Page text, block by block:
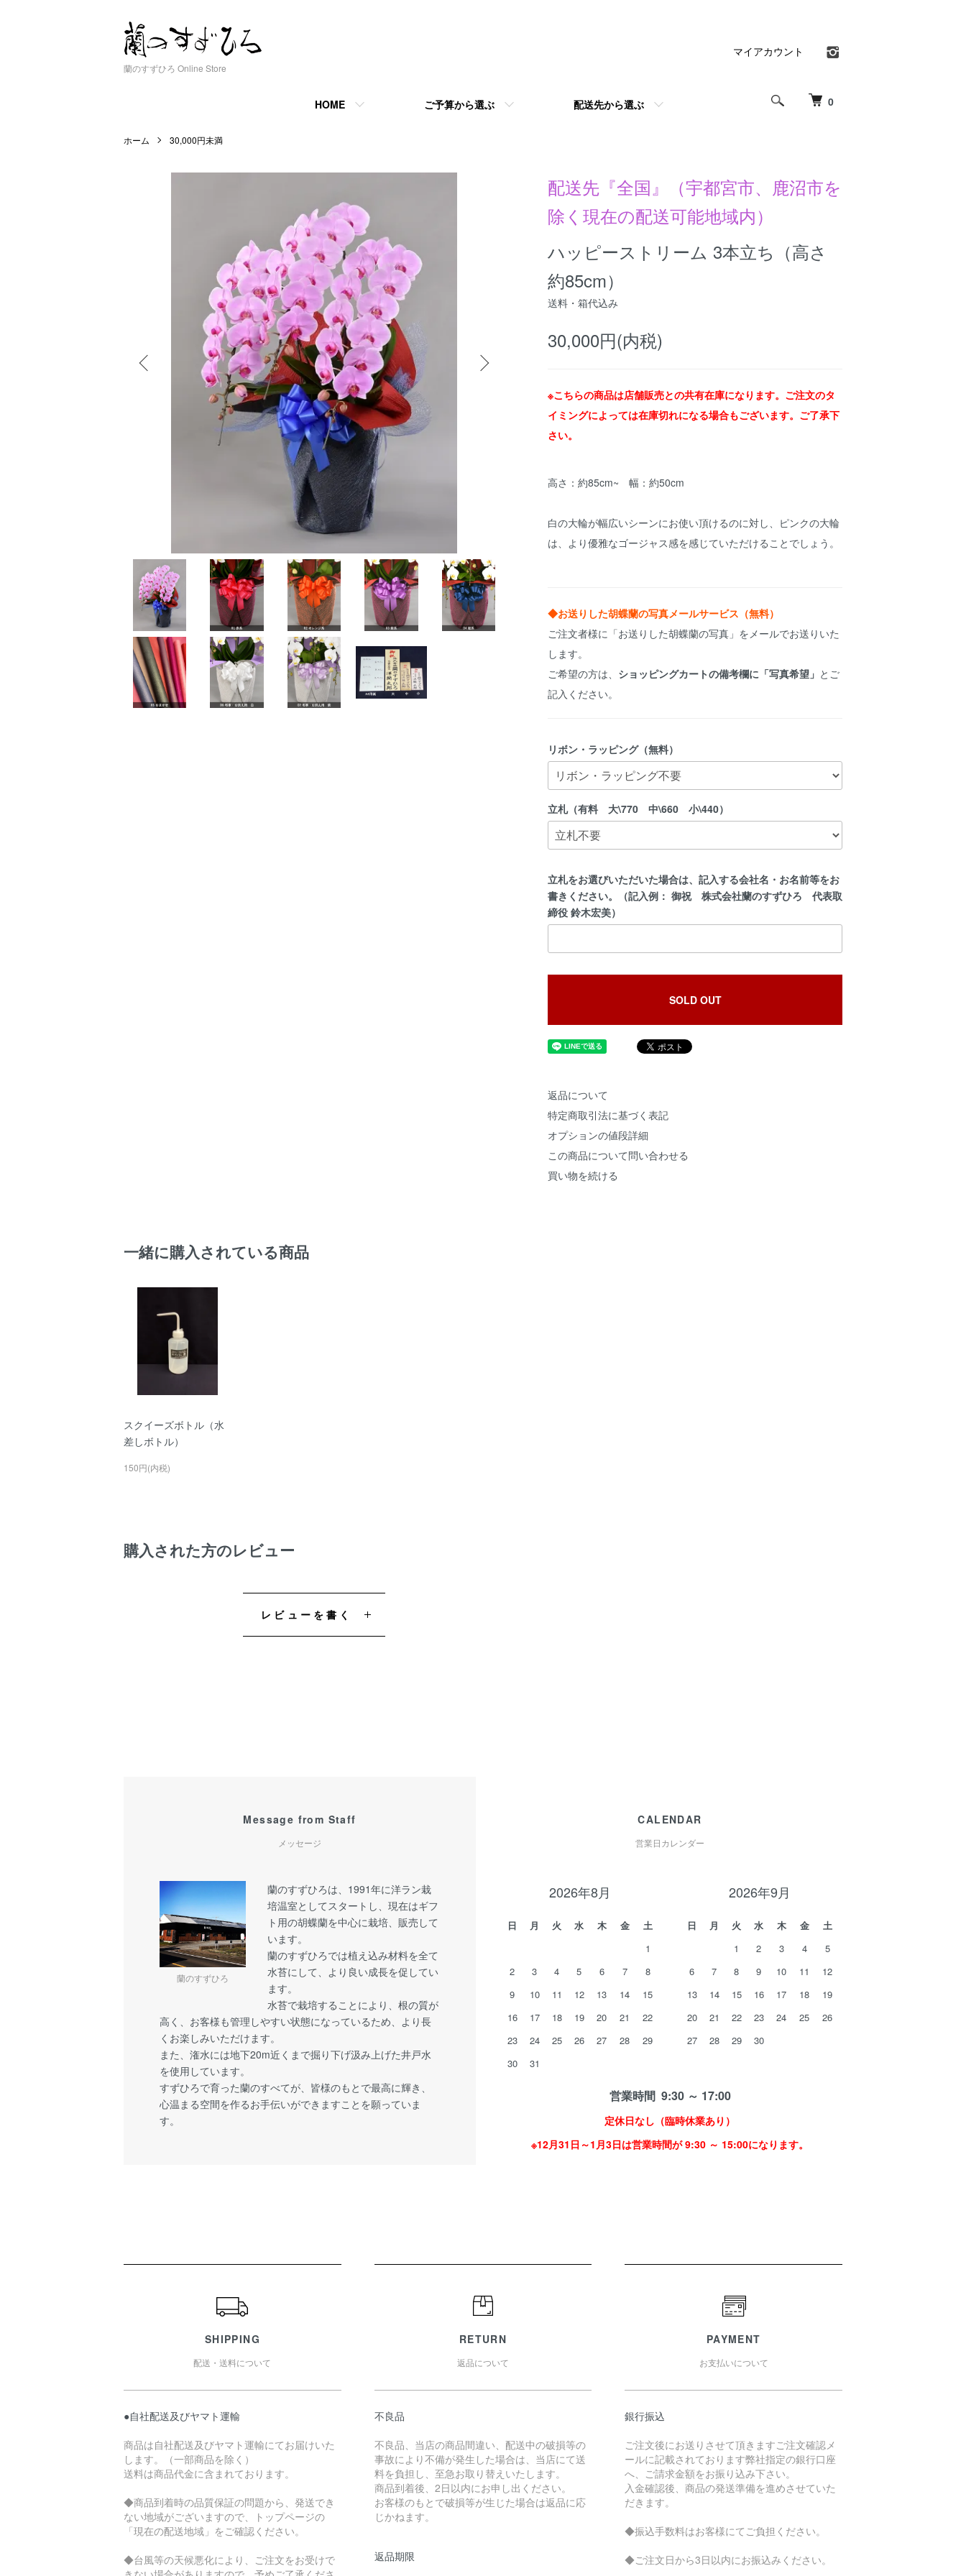
蘭のすずひろ Online Store
0
HOME ご予算から選ぶ 配送先から選ぶ
マイアカウント
ホーム 30,000円未満
配送先『全国』（宇都宮市、鹿沼市を
除く現在の配送可能地域内）
ハッピーストリーム 3本立ち（高さ
約85cm）
送料・箱代込み
30,000円(内税)
※こちらの商品は店舗販売との共有在庫になります。ご注文のタ
イミングによっては在庫切れになる場合もございます。ご了承下
さい。
高さ：約85cm~ 幅：約50cm
白の大輪が幅広いシーンにお使い頂けるのに対し、ピンクの大輪
は、より優雅なゴージャス感を感じていただけることでしょう。
◆お送りした胡蝶蘭の写真メールサービス（無料）
ご注文者様に「お送りした胡蝶蘭の写真」をメールでお送りいた
します。
ご希望の方は、 ショッピングカートの備考欄に「写真希望」 とご
記入ください。
リボン・ラッピング（無料）
立札（有料 大\770 中\660 小\440）
立札をお選びいただいた場合は、記入する会社名・お名前等をお
書きください。（記入例： 御祝 株式会社蘭のすずひろ 代表取
締役 鈴木宏美）
SOLD OUT
返品について
特定商取引法に基づく表記
オプションの値段詳細
この商品について問い合わせる
買い物を続ける
一緒に購入されている商品
スクイーズボトル（水
差しボトル）
150円(内税)
購入された方のレビュー
レビューを書く
Message from Staff
メッセージ
蘭のすずひろ
蘭のすずひろは、1991年に洋ラン栽
培温室としてスタートし、現在はギフ
ト用の胡蝶蘭を中心に栽培、販売して
います。
蘭のすずひろでは植え込み材料を全て
水苔にして、より良い成長を促してい
ます。
水苔で栽培することにより、根の質が
高く、お客様も管理しやすい状態になっているため、より長
くお楽しみいただけます。
また、潅水には地下20m近くまで掘り下げ汲み上げた井戸水
を使用しています。
すずひろで育った蘭のすべてが、皆様のもとで最高に輝き、
心温まる空間を作るお手伝いができますことを願っていま
す。
CALENDAR
営業日カレンダー
2026年8月
日 月 火 水 木 金
土
1
2
3 4 5 6 7
8
9
10 11 12 13 14
15
16
17 18 19 20 21
22
23
24 25 26 27 28
29
30
31
2026年9月
日 月 火 水 木 金
土
1
2 3 4
5
6
7 8 9 10 11
12
13
14 15 16 17 18
19
20
21 22 23 24 25
26
27
28 29 30
営業時間 9:30 ～ 17:00
定休日なし（臨時休業あり）
※12月31日～1月3日は営業時間が 9:30 ～ 15:00になります。
SHIPPING
配送・送料について
●自社配送及びヤマト運輸
商品は自社配送及びヤマト運輸にてお届けいた
します。（一部商品を除く）
送料は商品代金に含まれております。
◆商品到着時の品質保証の問題から、発送でき
ない地域がございますので、トップページの
「現在の配送地域」をご確認ください。
◆台風等の天候悪化により、ご注文をお受けで
RETURN
返品について
不良品
不良品、当店の商品間違い、配送中の破損等の
事故により不備が発生した場合は、当店にて送
料を負担し、至急お取り替えいたします。
商品到着後、2日以内にお申し出ください。
お客様のもとで破損等が生じた場合は返品に応
じかねます。
返品期限
PAYMENT
お支払いについて
銀行振込
ご注文後にお送りさせて頂きますご注文確認メ
ールに記載されております弊社指定の銀行口座
へ、ご請求金額をお振り込み下さい。
入金確認後、商品の発送準備を進めさせていた
だきます。
◆振込手数料はお客様にてご負担ください。
◆ご注文日から3日以内にお振込みください。